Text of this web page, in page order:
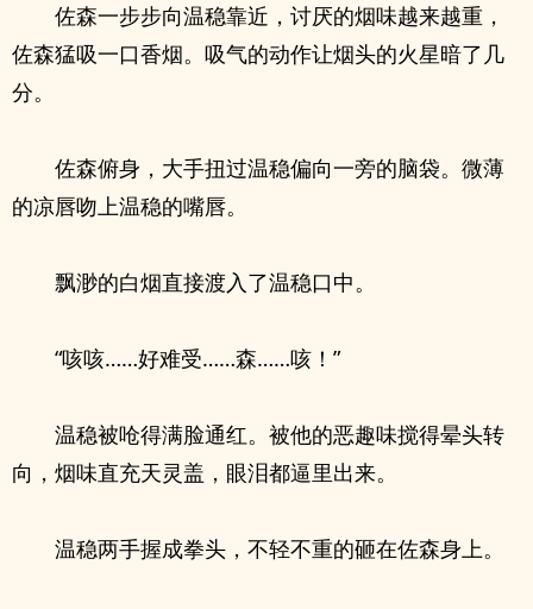
佐森一步步向温稳靠近，讨厌的烟味越来越重，
佐森猛吸一口香烟。吸气的动作让烟头的火星暗了几
分。
佐森俯身，大手扭过温稳偏向一旁的脑袋。微薄
的凉唇吻上温稳的嘴唇。
飘渺的白烟直接渡入了温稳口中。
“咳咳……好难受……森……咳！”
温稳被呛得满脸通红。被他的恶趣味搅得晕头转
向，烟味直充天灵盖，眼泪都逼里出来。
温稳两手握成拳头，不轻不重的砸在佐森身上。